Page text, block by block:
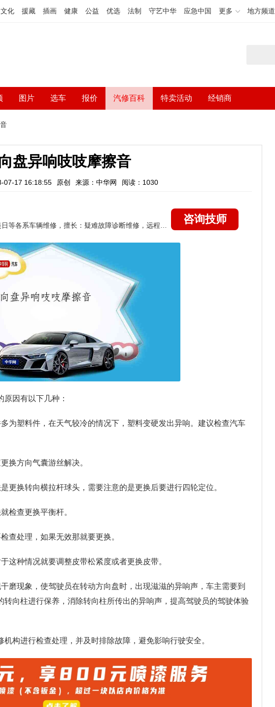
文化 援藏 插画 健康 公益 优选 法制 守艺中华 应急中国 更多 地方频道
图片 选车 报价 汽修百科 特卖活动 经销商
盘异响吱吱摩擦音
07-17 16:18:55 原创 来源：中华网 阅读：1030
咨询技师
因有以下几种：
为塑料件，在天气较冷的情况下，塑料变硬发出异响。建议检查汽车
换方向气囊游丝解决。
更换转向横拉杆球头，需要注意的是更换后要进行四轮定位。
检查更换平衡杆。
查处理，如果无效那就要更换。
这种情况就要调整皮带松紧度或者更换皮带。
磨现象，使驾驶员在转动方向盘时，出现滋滋的异响声，车主需要到
向柱进行保养，消除转向柱所传出的异响声，提高驾驶员的驾驶体验
构进行检查处理，并及时排除故障，避免影响行驶安全。